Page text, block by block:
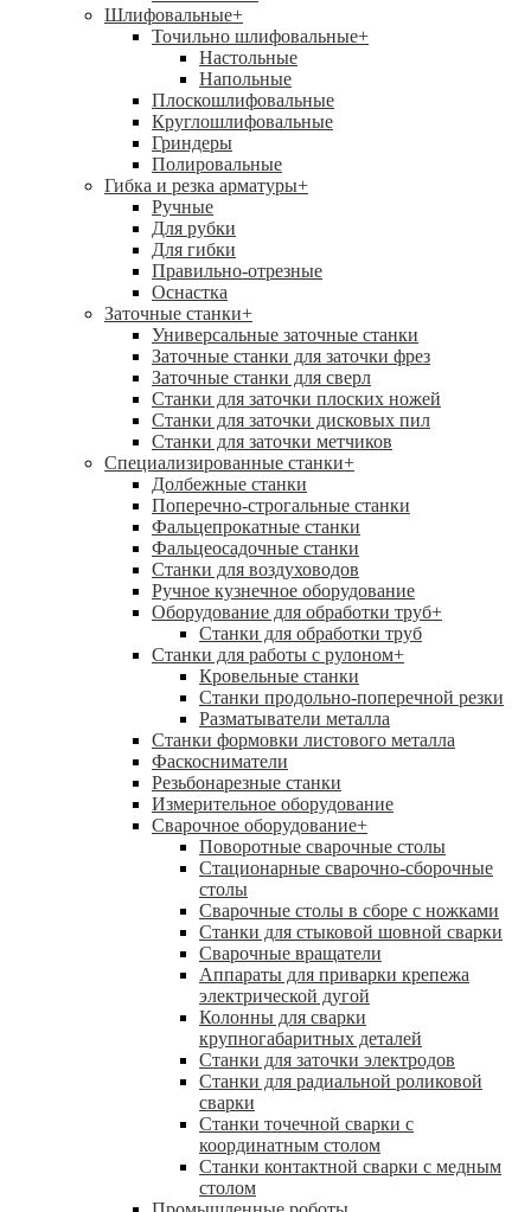
Шлифовальные+
Точильно шлифовальные+
Настольные
Напольные
Плоскошлифовальные
Круглошлифовальные
Гриндеры
Полировальные
Гибка и резка арматуры+
Ручные
Для рубки
Для гибки
Правильно-отрезные
Оснастка
Заточные станки+
Универсальные заточные станки
Заточные станки для заточки фрез
Заточные станки для сверл
Станки для заточки плоских ножей
Станки для заточки дисковых пил
Станки для заточки метчиков
Специализированные станки+
Долбежные станки
Поперечно-строгальные станки
Фальцепрокатные станки
Фальцеосадочные станки
Станки для воздуховодов
Ручное кузнечное оборудование
Оборудование для обработки труб+
Станки для обработки труб
Станки для работы с рулоном+
Кровельные станки
Станки продольно-поперечной резки
Разматыватели металла
Станки формовки листового металла
Фаскосниматели
Резьбонарезные станки
Измерительное оборудование
Сварочное оборудование+
Поворотные сварочные столы
Стационарные сварочно-сборочные
столы
Сварочные столы в сборе с ножками
Станки для стыковой шовной сварки
Сварочные вращатели
Аппараты для приварки крепежа
электрической дугой
Колонны для сварки
крупногабаритных деталей
Станки для заточки электродов
Станки для радиальной роликовой
сварки
Станки точечной сварки с
координатным столом
Станки контактной сварки с медным
столом